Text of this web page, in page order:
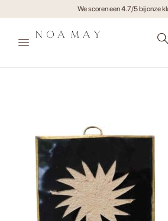
We scoren een 4.7/5 bij onze